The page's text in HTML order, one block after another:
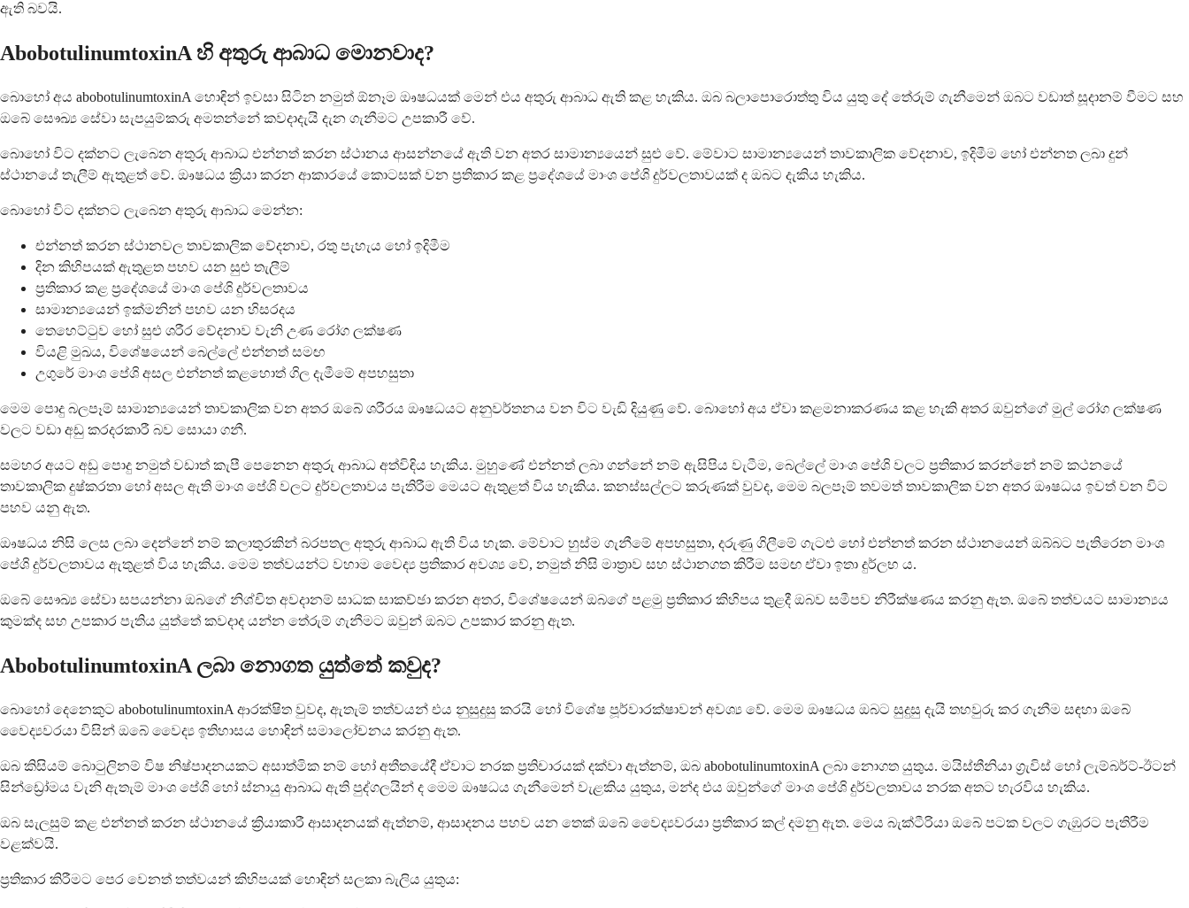
ඇති බවයි.
AbobotulinumtoxinA හි අතුරු ආබාධ මොනවාද?
බොහෝ අය abobotulinumtoxinA හොඳින් ඉවසා සිටින නමුත් ඕනෑම ඖෂධයක් මෙන් එය අතුරු ආබාධ ඇති කළ හැකිය. ඔබ බලාපොරොත්තු විය යුතු දේ තේරුම් ගැනීමෙන් ඔබට වඩාත් සූදානම් වීමට සහ
ඔබේ සෞඛ්‍ය සේවා සැපයුම්කරු අමතන්නේ කවදාදැයි දැන ගැනීමට උපකාරී වේ.
බොහෝ විට දක්නට ලැබෙන අතුරු ආබාධ එන්නත් කරන ස්ථානය ආසන්නයේ ඇති වන අතර සාමාන්‍යයෙන් සුළු වේ. මේවාට සාමාන්‍යයෙන් තාවකාලික වේදනාව, ඉදිමීම හෝ එන්නත ලබා දුන්
ස්ථානයේ තැලීම් ඇතුළත් වේ. ඖෂධය ක්‍රියා කරන ආකාරයේ කොටසක් වන ප්‍රතිකාර කළ ප්‍රදේශයේ මාංශ පේශි දුර්වලතාවයක් ද ඔබට දැකිය හැකිය.
බොහෝ විට දක්නට ලැබෙන අතුරු ආබාධ මෙන්න:
එන්නත් කරන ස්ථානවල තාවකාලික වේදනාව, රතු පැහැය හෝ ඉදිමීම
දින කිහිපයක් ඇතුළත පහව යන සුළු තැලීම්
ප්‍රතිකාර කළ ප්‍රදේශයේ මාංශ පේශි දුර්වලතාවය
සාමාන්‍යයෙන් ඉක්මනින් පහව යන හිසරදය
තෙහෙට්ටුව හෝ සුළු ශරීර වේදනාව වැනි උණ රෝග ලක්ෂණ
වියළි මුඛය, විශේෂයෙන් බෙල්ලේ එන්නත් සමඟ
උගුරේ මාංශ පේශි අසල එන්නත් කළහොත් ගිල දැමීමේ අපහසුතා
මෙම පොදු බලපෑම් සාමාන්‍යයෙන් තාවකාලික වන අතර ඔබේ ශරීරය ඖෂධයට අනුවර්තනය වන විට වැඩි දියුණු වේ. බොහෝ අය ඒවා කළමනාකරණය කළ හැකි අතර ඔවුන්ගේ මුල් රෝග ලක්ෂණ
වලට වඩා අඩු කරදරකාරී බව සොයා ගනී.
සමහර අයට අඩු පොදු නමුත් වඩාත් කැපී පෙනෙන අතුරු ආබාධ අත්විඳිය හැකිය. මුහුණේ එන්නත් ලබා ගන්නේ නම් ඇසිපිය වැටීම, බෙල්ලේ මාංශ පේශි වලට ප්‍රතිකාර කරන්නේ නම් කථනයේ
තාවකාලික දුෂ්කරතා හෝ අසල ඇති මාංශ පේශි වලට දුර්වලතාවය පැතිරීම මෙයට ඇතුළත් විය හැකිය. කනස්සල්ලට කරුණක් වුවද, මෙම බලපෑම් තවමත් තාවකාලික වන අතර ඖෂධය ඉවත් වන විට
පහව යනු ඇත.
ඖෂධය නිසි ලෙස ලබා දෙන්නේ නම් කලාතුරකින් බරපතල අතුරු ආබාධ ඇති විය හැක. මේවාට හුස්ම ගැනීමේ අපහසුතා, දරුණු ගිලීමේ ගැටළු හෝ එන්නත් කරන ස්ථානයෙන් ඔබ්බට පැතිරෙන මාංශ
පේශි දුර්වලතාවය ඇතුළත් විය හැකිය. මෙම තත්වයන්ට වහාම වෛද්‍ය ප්‍රතිකාර අවශ්‍ය වේ, නමුත් නිසි මාත්‍රාව සහ ස්ථානගත කිරීම සමඟ ඒවා ඉතා දුර්ලභ ය.
ඔබේ සෞඛ්‍ය සේවා සපයන්නා ඔබගේ නිශ්චිත අවදානම් සාධක සාකච්ඡා කරන අතර, විශේෂයෙන් ඔබගේ පළමු ප්‍රතිකාර කිහිපය තුළදී ඔබව සමීපව නිරීක්ෂණය කරනු ඇත. ඔබේ තත්වයට සාමාන්‍යය
කුමක්ද සහ උපකාර පැතිය යුත්තේ කවදාද යන්න තේරුම් ගැනීමට ඔවුන් ඔබට උපකාර කරනු ඇත.
AbobotulinumtoxinA ලබා නොගත යුත්තේ කවුද?
බොහෝ දෙනෙකුට abobotulinumtoxinA ආරක්ෂිත වුවද, ඇතැම් තත්වයන් එය නුසුදුසු කරයි හෝ විශේෂ පූර්වාරක්ෂාවන් අවශ්‍ය වේ. මෙම ඖෂධය ඔබට සුදුසු දැයි තහවුරු කර ගැනීම සඳහා ඔබේ
වෛද්‍යවරයා විසින් ඔබේ වෛද්‍ය ඉතිහාසය හොඳින් සමාලෝචනය කරනු ඇත.
ඔබ කිසියම් බොටුලිනම් විෂ නිෂ්පාදනයකට අසාත්මික නම් හෝ අතීතයේදී ඒවාට නරක ප්‍රතිචාරයක් දක්වා ඇත්නම්, ඔබ abobotulinumtoxinA ලබා නොගත යුතුය. මයිස්තීනියා ග්‍රැවිස් හෝ ලැම්බර්ට්-ඊටන්
සින්ඩ්‍රෝමය වැනි ඇතැම් මාංශ පේශි හෝ ස්නායු ආබාධ ඇති පුද්ගලයින් ද මෙම ඖෂධය ගැනීමෙන් වැළකිය යුතුය, මන්ද එය ඔවුන්ගේ මාංශ පේශි දුර්වලතාවය නරක අතට හැරවිය හැකිය.
ඔබ සැලසුම් කළ එන්නත් කරන ස්ථානයේ ක්‍රියාකාරී ආසාදනයක් ඇත්නම්, ආසාදනය පහව යන තෙක් ඔබේ වෛද්‍යවරයා ප්‍රතිකාර කල් දමනු ඇත. මෙය බැක්ටීරියා ඔබේ පටක වලට ගැඹුරට පැතිරීම
වළක්වයි.
ප්‍රතිකාර කිරීමට පෙර වෙනත් තත්වයන් කිහිපයක් හොඳින් සලකා බැලිය යුතුය: